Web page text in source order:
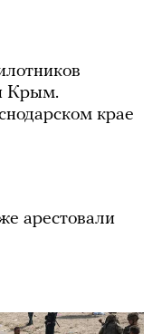
Крым.
крае
арестовали